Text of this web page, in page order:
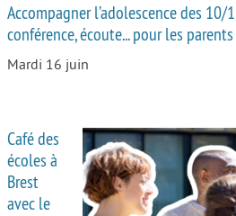
Accompagner l’adolescence des 10/
conférence, écoute... pour les parents
Mardi 16 juin
Café des
écoles à
Brest
avec le